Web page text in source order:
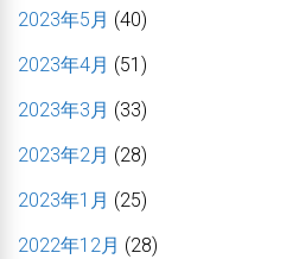
2023年5月 (40)
2023年4月 (51)
2023年3月 (33)
2023年2月 (28)
2023年1月 (25)
2022年12月 (28)